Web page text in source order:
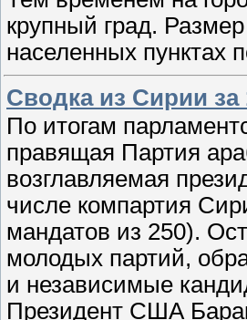
крупный град.
населенных пунктах
Сводка из Сирии за
По итогам
правящая Партия
возглавляемая
числе компартия
мандатов из 250).
молодых партий,
и независимые
Президент США